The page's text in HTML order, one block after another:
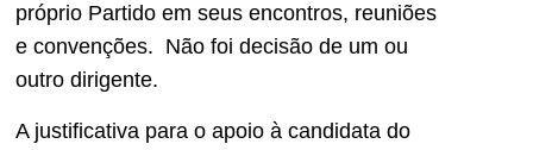
próprio Partido em seus encontros, reuniões
e convenções. Não foi decisão de um ou
outro dirigente.
A justificativa para o apoio à candidata do